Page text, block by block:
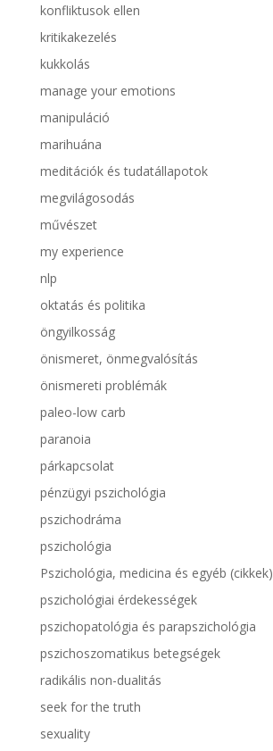
konfliktusok ellen
kritikakezelés
kukkolás
manage your emotions
manipuláció
marihuána
meditációk és tudatállapotok
megvilágosodás
művészet
my experience
nlp
oktatás és politika
öngyilkosság
önismeret, önmegvalósítás
önismereti problémák
paleo-low carb
paranoia
párkapcsolat
pénzügyi pszichológia
pszichodráma
pszichológia
Pszichológia, medicina és egyéb (cikkek)
pszichológiai érdekességek
pszichopatológia és parapszichológia
pszichoszomatikus betegségek
radikális non-dualitás
seek for the truth
sexuality